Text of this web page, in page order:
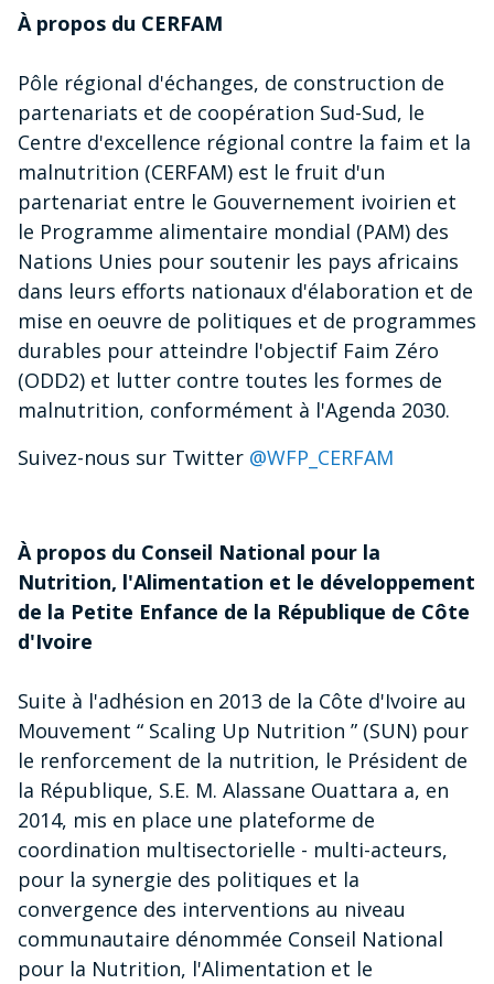
À propos du CERFAM
Pôle régional d'échanges, de construction de
partenariats et de coopération Sud-Sud, le
Centre d'excellence régional contre la faim et la
malnutrition (CERFAM) est le fruit d'un
partenariat entre le Gouvernement ivoirien et
le Programme alimentaire mondial (PAM) des
Nations Unies pour soutenir les pays africains
dans leurs efforts nationaux d'élaboration et de
mise en oeuvre de politiques et de programmes
durables pour atteindre l'objectif Faim Zéro
(ODD2) et lutter contre toutes les formes de
malnutrition, conformément à l'Agenda 2030.
Suivez-nous sur Twitter @WFP_CERFAM
À propos du Conseil National pour la
Nutrition, l'Alimentation et le développement
de la Petite Enfance de la République de Côte
d'Ivoire
Suite à l'adhésion en 2013 de la Côte d'Ivoire au
Mouvement “ Scaling Up Nutrition ” (SUN) pour
le renforcement de la nutrition, le Président de
la République, S.E. M. Alassane Ouattara a, en
2014, mis en place une plateforme de
coordination multisectorielle - multi-acteurs,
pour la synergie des politiques et la
convergence des interventions au niveau
communautaire dénommée Conseil National
pour la Nutrition, l'Alimentation et le